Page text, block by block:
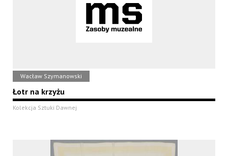
Wacław Szymanowski
Łotr na krzyżu
Kolekcja Sztuki Dawnej